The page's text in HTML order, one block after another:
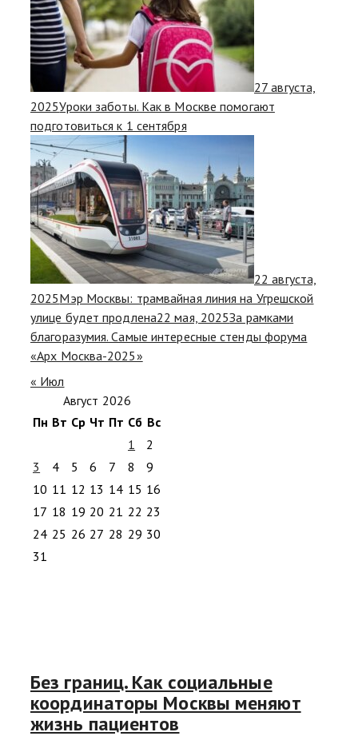
27 августа,
2025Уроки заботы. Как в Москве помогают
подготовиться к 1 сентября
22 августа,
2025Мэр Москвы: трамвайная линия на Угрешской
улице будет продлена22 мая, 2025За рамками
благоразумия. Самые интересные стенды форума
«Арх Москва-2025»
« Июл
Август 2026
Пн Вт Ср Чт Пт Сб Вс
1
2
3
4 5 6 7 8
9
10 11 12 13 14 15 16
17 18 19 20 21 22 23
24 25 26 27 28 29 30
31
Без границ. Как социальные
координаторы Москвы меняют
жизнь пациентов